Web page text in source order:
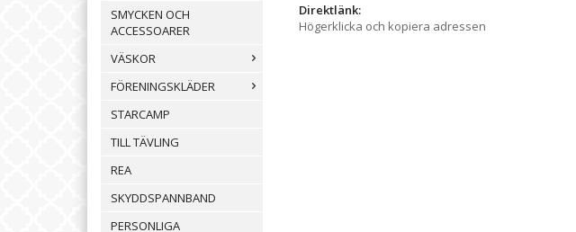
SMYCKEN OCH
ACCESSOARER
VÄSKOR
FÖRENINGSKLÄDER
STARCAMP
TILL TÄVLING
REA
SKYDDSPANNBAND
PERSONLIGA
Direktlänk:
Högerklicka och kopiera adressen